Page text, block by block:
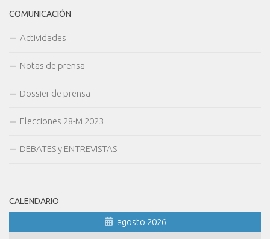
COMUNICACIÓN
Actividades
Notas de prensa
Dossier de prensa
Elecciones 28-M 2023
DEBATES y ENTREVISTAS
CALENDARIO
agosto 2026